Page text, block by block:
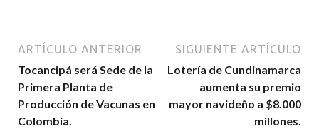
ARTÍCULO ANTERIOR
Tocancipá será Sede de la
Primera Planta de
Producción de Vacunas en
Colombia.
SIGUIENTE ARTÍCULO
Lotería de Cundinamarca
aumenta su premio
mayor navideño a $8.000
millones.